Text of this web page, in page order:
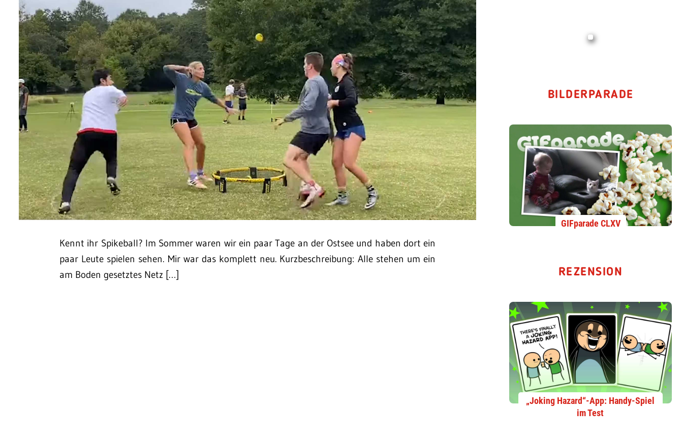
Kennt ihr Spikeball? Im Sommer waren wir ein paar Tage an der Ostsee und haben dort ein
paar Leute spielen sehen. Mir war das komplett neu. Kurzbeschreibung: Alle stehen um ein
am Boden gesetztes Netz […]
BILDERPARADE
GIFparade CLXV
REZENSION
„Joking Hazard“-App: Handy-Spiel
im Test